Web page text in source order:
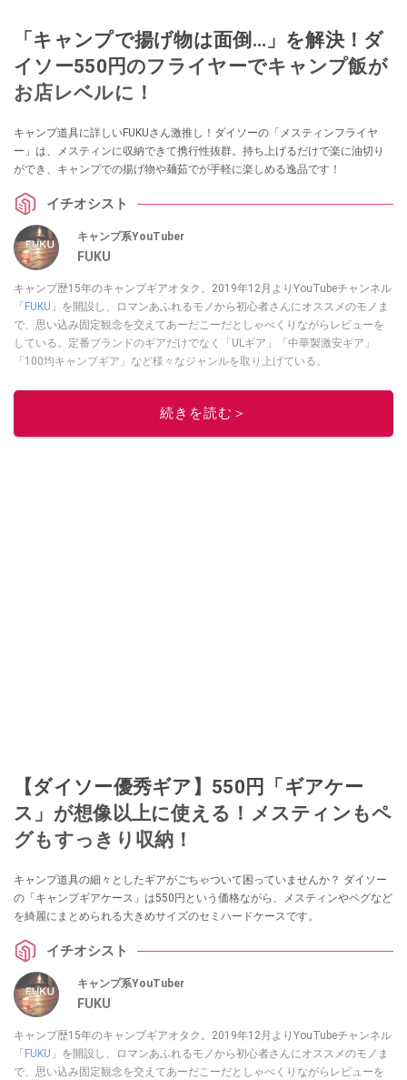
「キャンプで揚げ物は面倒…」を解決！ダ
イソー550円のフライヤーでキャンプ飯が
お店レベルに！
キャンプ道具に詳しいFUKUさん激推し！ダイソーの「メスティンフライヤ
ー」は、メスティンに収納できて携行性抜群。持ち上げるだけで楽に油切り
ができ、キャンプでの揚げ物や麺茹でが手軽に楽しめる逸品です！
イチオシスト
キャンプ系YouTuber
FUKU
キャンプ歴15年のキャンプギアオタク。2019年12月よりYouTubeチャンネル
「 FUKU 」を開設し、ロマンあふれるモノから初心者さんにオススメのモノま
で、思い込み固定観念を交えてあーだこーだとしゃべくりながらレビューを
している。定番ブランドのギアだけでなく「ULギア」「中華製激安ギア」
「100均キャンプギア」など様々なジャンルを取り上げている。
このイチオシストの他の記事を読む
続きを読む＞
【ダイソー優秀ギア】550円「ギアケー
ス」が想像以上に使える！メスティンもペ
グもすっきり収納！
キャンプ道具の細々としたギアがごちゃついて困っていませんか？ ダイソー
の「キャンプギアケース」は550円という価格ながら、メスティンやペグなど
を綺麗にまとめられる大きめサイズのセミハードケースです。
イチオシスト
キャンプ系YouTuber
FUKU
キャンプ歴15年のキャンプギアオタク。2019年12月よりYouTubeチャンネル
「 FUKU 」を開設し、ロマンあふれるモノから初心者さんにオススメのモノま
で、思い込み固定観念を交えてあーだこーだとしゃべくりながらレビューを